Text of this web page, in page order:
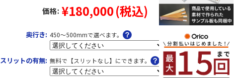
価格: ¥180,000(税込)
奥行き: 450～500mmで選べます。
スリットの有無: 無料で【スリットなし】にできます。